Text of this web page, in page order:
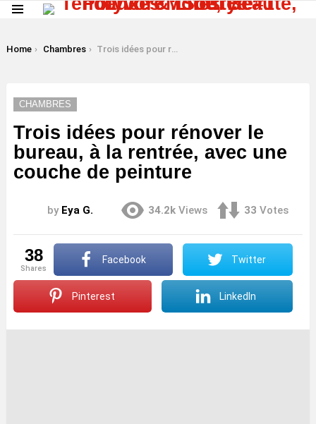
You are here:
Home Chambres Trois idées pour rénover le bureau, à la rentrée, avec une couche de peinture
CHAMBRES
Trois idées pour rénover le
bureau, à la rentrée, avec une
couche de peinture
by Eya G. 34.2k Views 33 Votes
38
shares
Facebook Twitter
Pinterest LinkedIn